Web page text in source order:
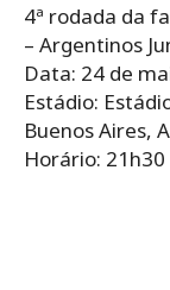
4ª rodada da
– Argentinos
Data: 24 de
Estádio:
Buenos Aires,
Horário: